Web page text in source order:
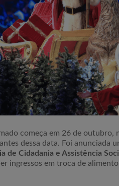
começa em 26 de outubro,
dessa data. Foi anunciada
de Cidadania e Assistência
ingressos em troca de